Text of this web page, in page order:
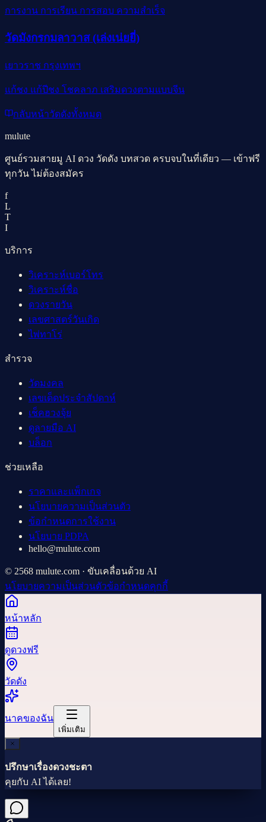
การงาน การเรียน การสอบ ความสำเร็จ
วัดมังกรกมลาวาส (เล่งเน่ยยี่)
เยาวราช กรุงเทพฯ
แก้ชง แก้ปีชง โชคลาภ เสริมดวงตามแบบจีน
กลับหน้าวัดดังทั้งหมด
mulute
ศูนย์รวมสายมู AI ดวง วัดดัง บทสวด ครบจบในที่เดียว — เข้าฟรี
ทุกวัน ไม่ต้องสมัคร
f
L
T
I
บริการ
วิเคราะห์เบอร์โทร
วิเคราะห์ชื่อ
ดวงรายวัน
เลขศาสตร์วันเกิด
ไพ่ทาโร่
สำรวจ
วัดมงคล
เลขเด็ดประจำสัปดาห์
เช็คฮวงจุ้ย
ดูลายมือ AI
บล็อก
ช่วยเหลือ
ราคาและแพ็กเกจ
นโยบายความเป็นส่วนตัว
ข้อกำหนดการใช้งาน
นโยบาย PDPA
hello@mulute.com
© 2568 mulute.com · ขับเคลื่อนด้วย AI
นโยบายความเป็นส่วนตัวข้อกำหนดคุกกี้
หน้าหลัก
ดูดวงฟรี
วัดดัง
นาคของฉัน
เพิ่มเติม
ปรึกษาเรื่องดวงชะตา
คุยกับ AI ได้เลย!